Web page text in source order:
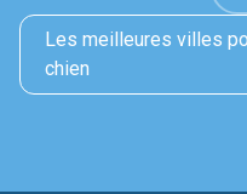
Les meilleures villes
chien